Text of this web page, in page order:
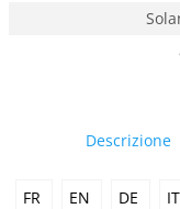
Descrizione
FR EN DE IT